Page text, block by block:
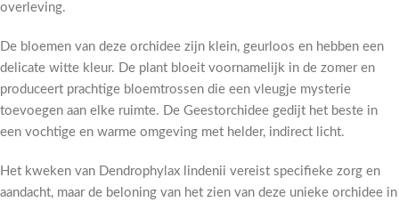
overleving.
De bloemen van deze orchidee zijn klein, geurloos en hebben een
delicate witte kleur. De plant bloeit voornamelijk in de zomer en
produceert prachtige bloemtrossen die een vleugje mysterie
toevoegen aan elke ruimte. De Geestorchidee gedijt het beste in
een vochtige en warme omgeving met helder, indirect licht.
Het kweken van Dendrophylax lindenii vereist specifieke zorg en
aandacht, maar de beloning van het zien van deze unieke orchidee in